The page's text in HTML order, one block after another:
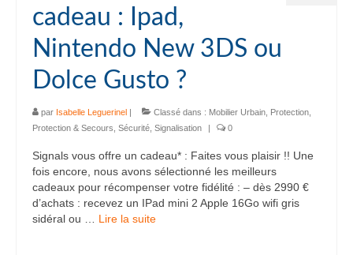
cadeau : Ipad,
Nintendo New 3DS ou
Dolce Gusto ?
par Isabelle Leguerinel | Classé dans : Mobilier Urbain Protection
Protection & Secours Sécurité Signalisation | 0
Signals vous offre un cadeau* : Faites vous plaisir !! Une
fois encore, nous avons sélectionné les meilleurs
cadeaux pour récompenser votre fidélité : – dès 2990 €
d’achats : recevez un IPad mini 2 Apple 16Go wifi gris
sidéral ou … Lire la suite­­